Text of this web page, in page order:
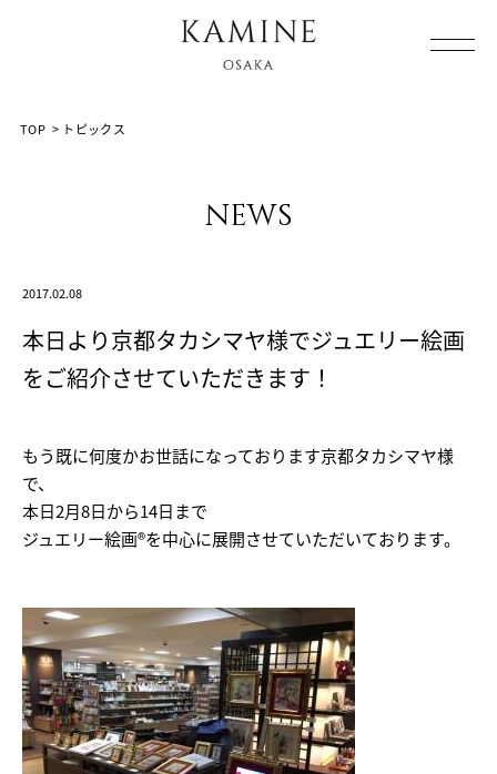
TOP > トピックス
news
2017.02.08
本日より京都タカシマヤ様でジュエリー絵画
をご紹介させていただきます！
もう既に何度かお世話になっております京都タカシマヤ様
で、
本日2月8日から14日まで
ジュエリー絵画®を中心に展開させていただいております。